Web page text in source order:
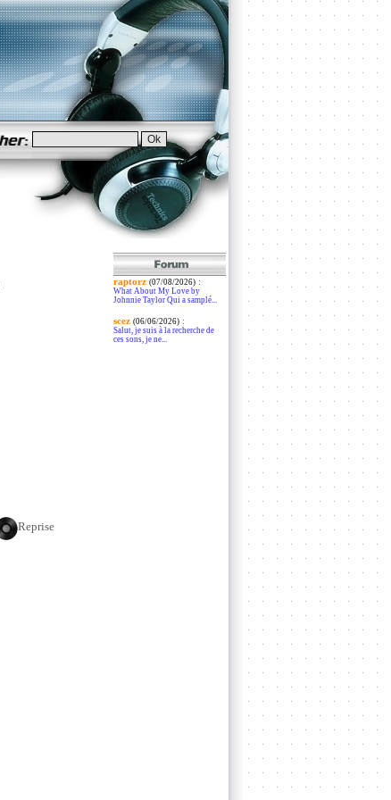
Reprise
raptorz (07/08/2026):
What About My Love by
Johnnie Taylor Qui a samplé...
scez (06/06/2026):
Salut, je suis à la recherche de
ces sons, je ne...